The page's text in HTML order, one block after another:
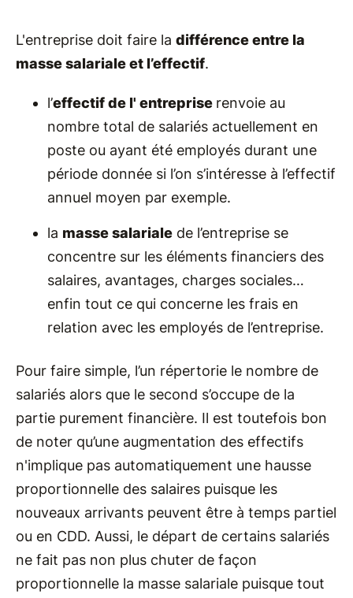
L'entreprise doit faire la différence entre la
masse salariale et l’effectif.
l’effectif de l' entreprise renvoie au
nombre total de salariés actuellement en
poste ou ayant été employés durant une
période donnée si l’on s’intéresse à l’effectif
annuel moyen par exemple.
la masse salariale de l’entreprise se
concentre sur les éléments financiers des
salaires, avantages, charges sociales…
enfin tout ce qui concerne les frais en
relation avec les employés de l’entreprise.
Pour faire simple, l’un répertorie le nombre de
salariés alors que le second s’occupe de la
partie purement financière. Il est toutefois bon
de noter qu’une augmentation des effectifs
n'implique pas automatiquement une hausse
proportionnelle des salaires puisque les
nouveaux arrivants peuvent être à temps partiel
ou en CDD. Aussi, le départ de certains salariés
ne fait pas non plus chuter de façon
proportionnelle la masse salariale puisque tout